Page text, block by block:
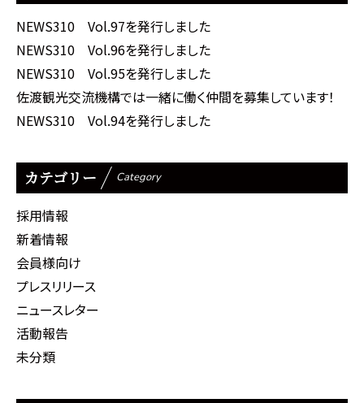
NEWS310 Vol.97を発行しました
NEWS310 Vol.96を発行しました
NEWS310 Vol.95を発行しました
佐渡観光交流機構では一緒に働く仲間を募集しています！
NEWS310 Vol.94を発行しました
カテゴリー Category
採用情報
新着情報
会員様向け
プレスリリース
ニュースレター
活動報告
未分類